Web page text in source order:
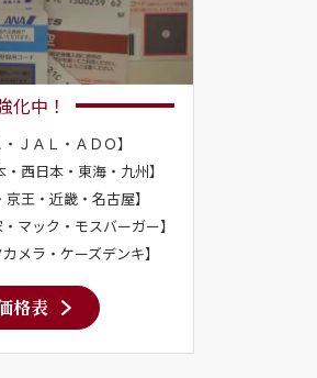
化中！
ＪＡＬ・ＡＤＯ】
西日本・東海・九州】
王・近畿・名古屋】
マック・モスバーガー】
メラ・ケーズデンキ】
格表